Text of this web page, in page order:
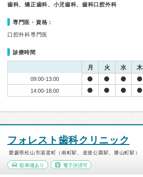
歯科、矯正歯科、小児歯科、歯科口腔外科
専門医・資格：
口腔外科専門医
診療時間
月 火 水 木
09:00-13:00
14:00-18:00
フォレスト歯科クリニック
愛媛県松山市湯渡町（南町駅、道後公園駅、勝山町駅）
駐車場あり 電子決済可